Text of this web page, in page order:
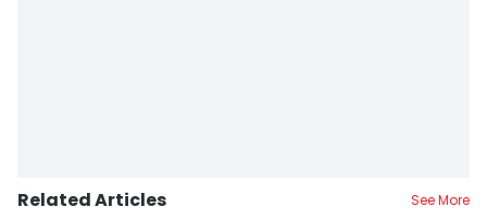
Related Articles See More